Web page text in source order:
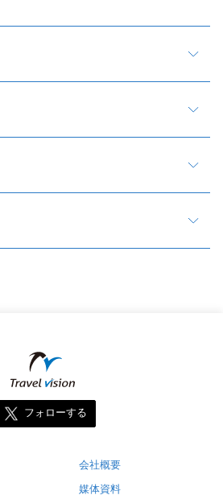
フォローする
会社概要
媒体資料